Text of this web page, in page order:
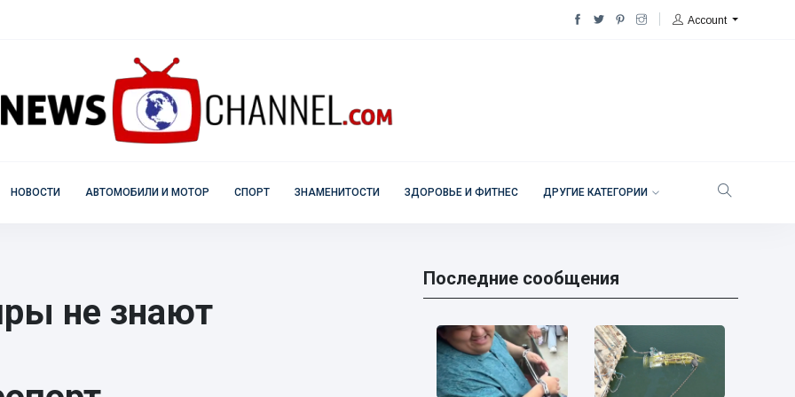
Account
НОВОСТИ АВТОМОБИЛИ И МОТОР СПОРТ ЗНАМЕНИТОСТИ ЗДОРОВЬЕ И ФИТНЕС ДРУГИЕ КАТЕГОРИИ
не знают
Последние сообщения